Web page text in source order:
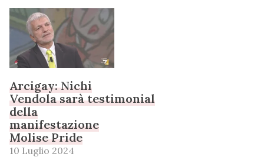
Arcigay: Nichi
Vendola sarà testimonial
della
manifestazione
Molise Pride
10 Luglio 2024